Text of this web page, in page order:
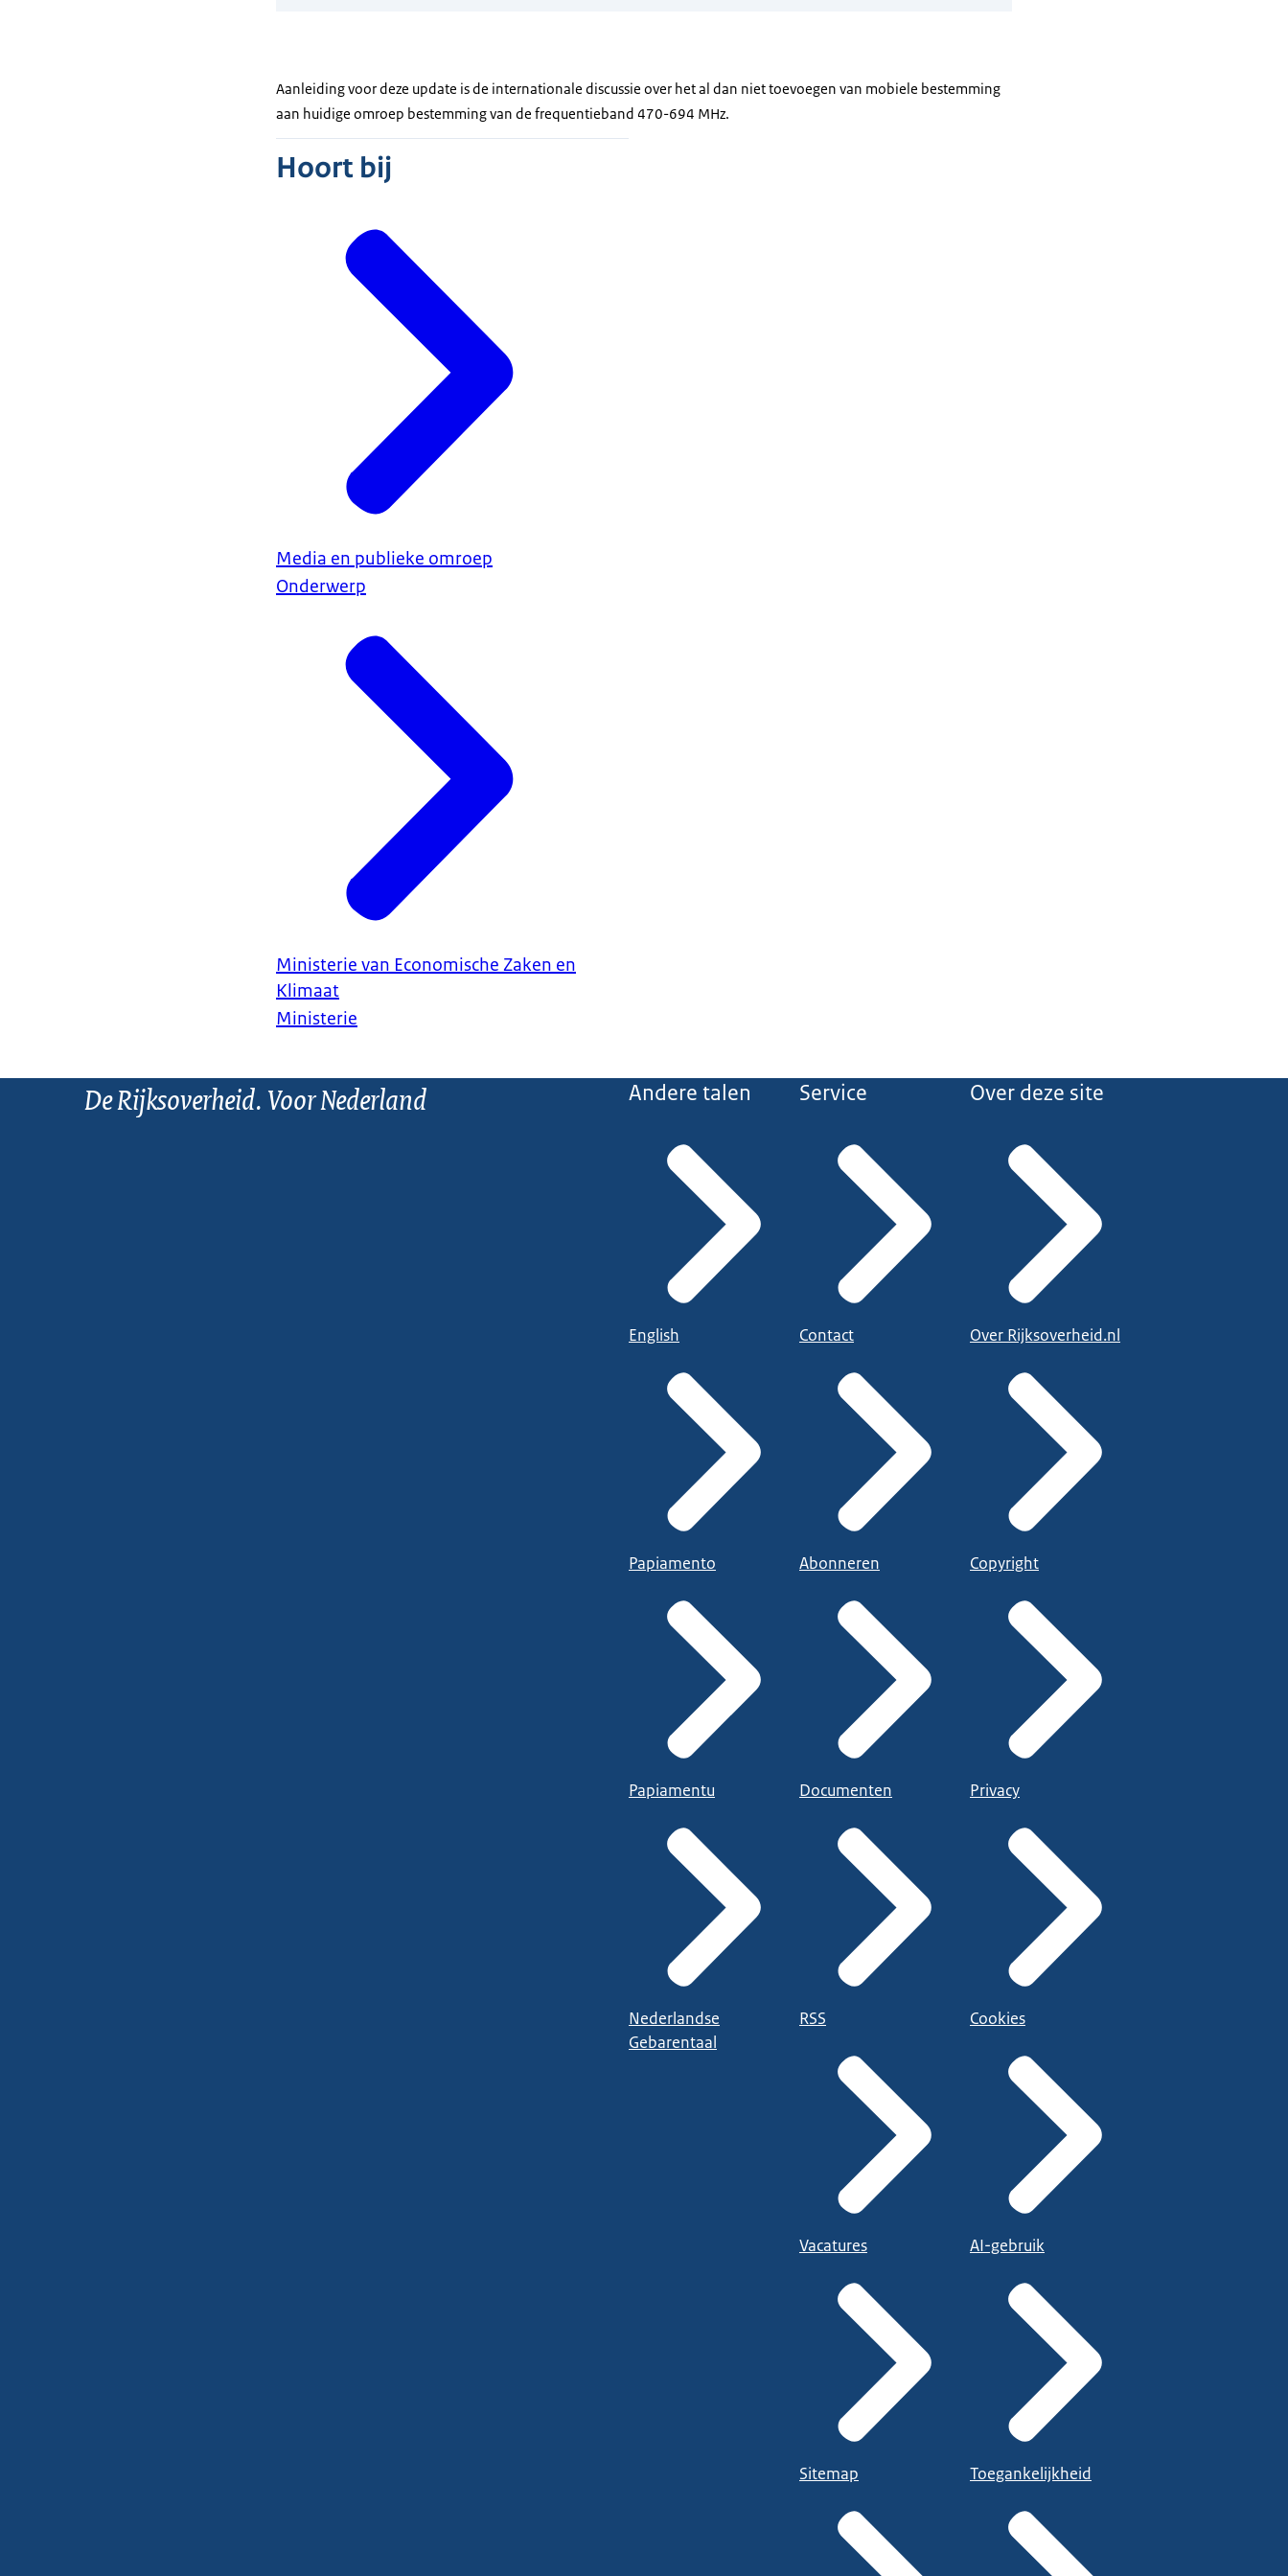
Aanleiding voor deze update is de internationale discussie over het al dan niet toevoegen van mobiele bestemming
aan huidige omroep bestemming van de frequentieband 470-694 MHz.
Hoort bij
Media en publieke omroep
Onderwerp
Ministerie van Economische Zaken en
Klimaat
Ministerie
De Rijksoverheid. Voor Nederland Andere talen
English
Papiamento
Papiamentu
Nederlandse
Gebarentaal
Service
Contact
Abonneren
Documenten
RSS
Vacatures
Sitemap
Over deze site
Over Rijksoverheid.nl
Copyright
Privacy
Cookies
AI-gebruik
Toegankelijkheid